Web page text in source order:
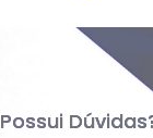
Possui